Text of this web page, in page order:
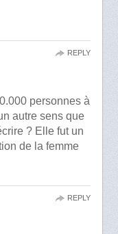
personnes à
autre sens que
? Elle fut un
de la femme
REPLY
REPLY